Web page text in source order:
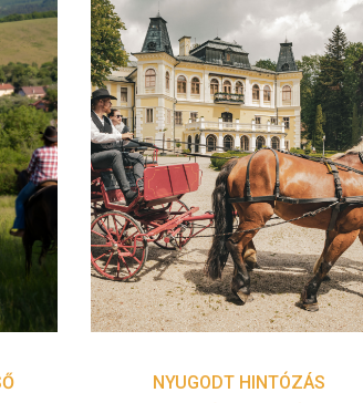
NYUGODT HINTÓZÁS